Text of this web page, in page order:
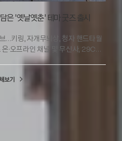
로 최적화된 탐색 경험을 지속
할 수 있다. 채팅방에서 주고받은
용해 재생성하는 기능도
택한 뒤 우측 상단의 ‘AI로
연필 드로잉’ 등 원하는 이미지
을 별도로 저장하지 않아도 대화
등 새로운 형태로 손쉽게 바꿀 수
내 프로필의 새 게시물 등록을
에도 챗봇(beta)을 적용하여
통해 필요한 정보를 확인하도록
하고자 하는 챗봇을 선택해
밖에도 카카오톡 채널 채팅 발송
있는 기능을 추가해 편의를
은 '옛날옛춘' 테마 굿즈 출시
…키링, 자개무늬상, 청자 핸드타월
·오프라인 채널 및 무신사, 29CM
기’ 등 다양한 온라인 콘텐츠
표이사 정신아)가 운영하는
움을 유쾌하게 재해석한 신규
감성을 담은 다양한 굿즈와
랑이로 변신한 ‘춘식이’의
프렌즈들이 한자리에 모여 잔치를
고 음식을 나누며 탈춤을 추는
카카오프렌즈만의 위트로
보기